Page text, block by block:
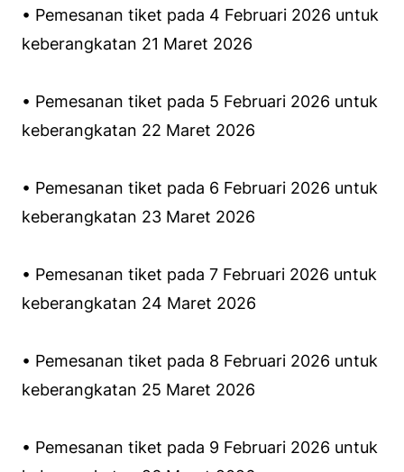
• Pemesanan tiket pada 4 Februari 2026 untuk
keberangkatan 21 Maret 2026
• Pemesanan tiket pada 5 Februari 2026 untuk
keberangkatan 22 Maret 2026
• Pemesanan tiket pada 6 Februari 2026 untuk
keberangkatan 23 Maret 2026
• Pemesanan tiket pada 7 Februari 2026 untuk
keberangkatan 24 Maret 2026
• Pemesanan tiket pada 8 Februari 2026 untuk
keberangkatan 25 Maret 2026
• Pemesanan tiket pada 9 Februari 2026 untuk